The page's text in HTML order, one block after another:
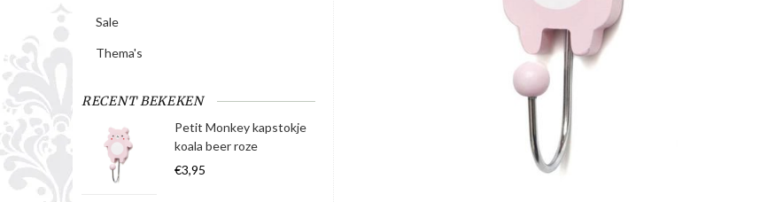
Sale
Thema's
RECENT BEKEKEN
Petit Monkey kapstokje
koala beer roze
€3,95